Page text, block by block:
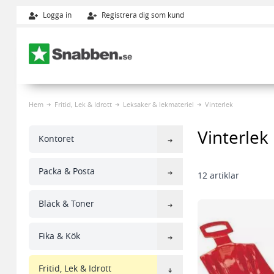
Logga in Registrera dig som kund
Hem Fritid, Lek & Idrott Leksaker & lekmateriel Vinterlek
Kontoret
Packa & Posta
Bläck & Toner
Fika & Kök
Fritid, Lek & Idrott
Vinterlek
12 artiklar